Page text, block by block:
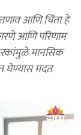
आणि चिंता हे
आणि परिणाम
मानसिक
घेण्यास मदत